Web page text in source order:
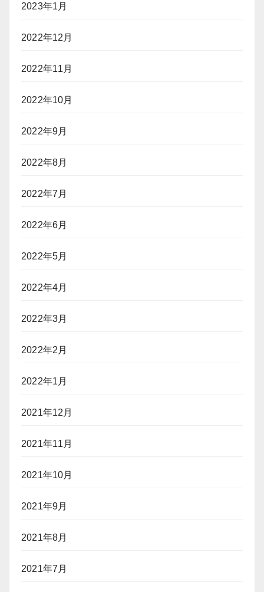
2023年1月
2022年12月
2022年11月
2022年10月
2022年9月
2022年8月
2022年7月
2022年6月
2022年5月
2022年4月
2022年3月
2022年2月
2022年1月
2021年12月
2021年11月
2021年10月
2021年9月
2021年8月
2021年7月